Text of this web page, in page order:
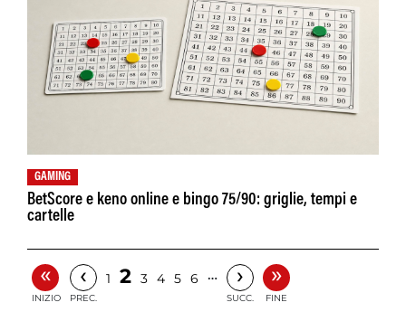
GAMING
BetScore e keno online e bingo 75/90: griglie, tempi e
cartelle
«
INIZIO
‹
PREC.
1 2 3 4 5 6 … ›
SUCC.
»
FINE